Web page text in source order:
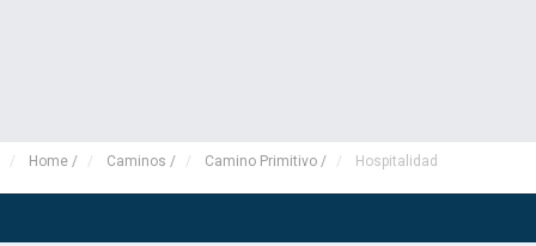
Home / Caminos / Camino Primitivo / Hospitalidad